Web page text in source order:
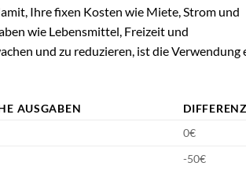
Ihre fixen Kosten wie Miete, Strom und
wie Lebensmittel, Freizeit und
und zu reduzieren, ist die Verwendung
AUSGABEN
DIFFERENZ
0€
-50€